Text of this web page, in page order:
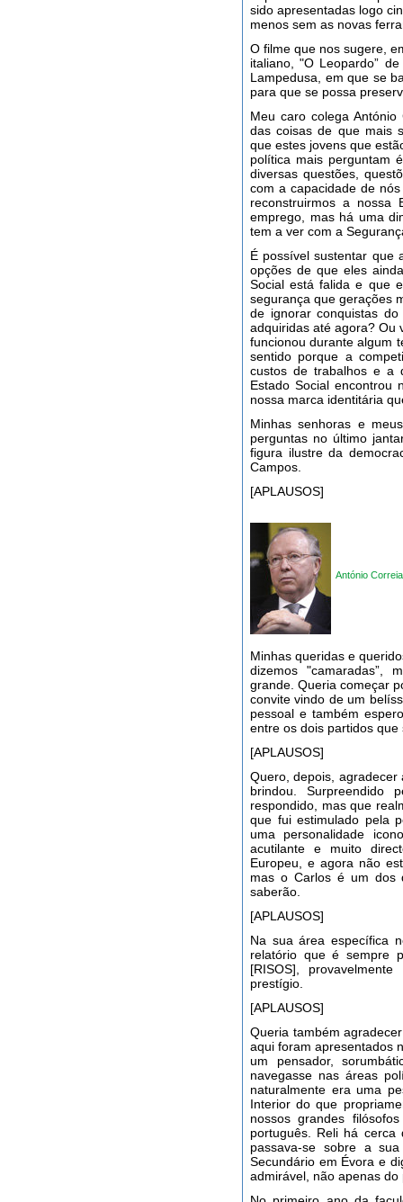
sido apresentadas logo
menos sem as novas
O filme que nos sugere,
italiano, "O Leopardo”
Lampedusa, em que se
para que se possa
Meu caro colega
das coisas de que mais
que estes jovens que
política mais perguntam
diversas questões,
com a capacidade de
reconstruirmos a nossa
emprego, mas há uma
tem a ver com a
É possível sustentar que
opções de que eles
Social está falida e que
segurança que gerações
de ignorar conquistas
adquiridas até agora? Ou
funcionou durante algum
sentido porque a
custos de trabalhos e a
Estado Social encontrou
nossa marca identitária
Minhas senhoras e
perguntas no último
figura ilustre da
Campos.
[APLAUSOS]
António
Minhas queridas e
dizemos "camaradas”,
grande. Queria começar
convite vindo de um
pessoal e também
entre os dois partidos
[APLAUSOS]
Quero, depois, agradecer
brindou.
respondido, mas que
que fui estimulado pela
uma personalidade
acutilante e muito
Europeu, e agora não
mas o Carlos é um dos
saberão.
[APLAUSOS]
Na sua área específica
relatório que é sempre
[RISOS],
prestígio.
[APLAUSOS]
Queria também
aqui foram apresentados
um pensador,
navegasse nas áreas
naturalmente era uma
Interior do que
nossos grandes
português. Reli há cerca
passava-se sobre a
Secundário em Évora e
admirável, não apenas